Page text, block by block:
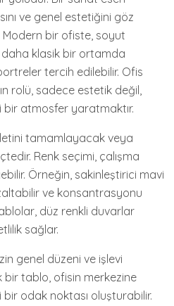
ve genel estetiğini göz
Modern bir ofiste, soyut
daha klasik bir ortamda
tercih edilebilir. Ofis
rolü, sadece estetik değil,
bir atmosfer yaratmaktır.
tamamlayacak veya
Renk seçimi, çalışma
Örneğin, sakinleştirici mavi
ve konsantrasyonu
düz renkli duvarlar
sağlar.
genel düzeni ve işlevi
bir tablo, ofisin merkezine
odak noktası oluşturabilir.